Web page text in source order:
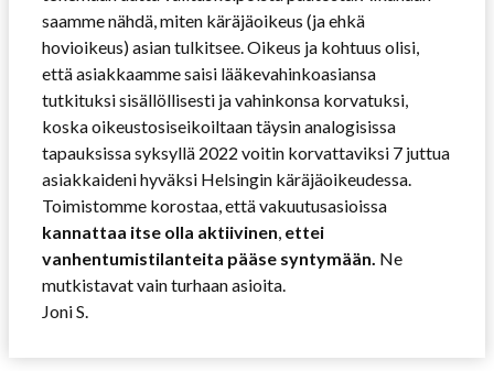
saamme nähdä, miten käräjäoikeus (ja ehkä
hovioikeus) asian tulkitsee. Oikeus ja kohtuus olisi,
että asiakkaamme saisi lääkevahinkoasiansa
tutkituksi sisällöllisesti ja vahinkonsa korvatuksi,
koska oikeustosiseikoiltaan täysin analogisissa
tapauksissa syksyllä 2022 voitin korvattaviksi 7 juttua
asiakkaideni hyväksi Helsingin käräjäoikeudessa.
Toimistomme korostaa, että vakuutusasioissa
kannattaa itse olla aktiivinen, ettei
vanhentumistilanteita pääse syntymään. Ne
mutkistavat vain turhaan asioita.
Joni S.